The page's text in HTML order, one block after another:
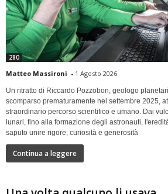
280
Matteo Massironi - 1 Agosto 2026
Un ritratto di Riccardo Pozzobon, geologo
scomparso prematuramente nel settembre 2025,
straordinario percorso scientifico e umano. Dai
lunari, fino alla formazione degli astronauti,
saputo unire rigore, curiosità e generosità
Continua a leggere